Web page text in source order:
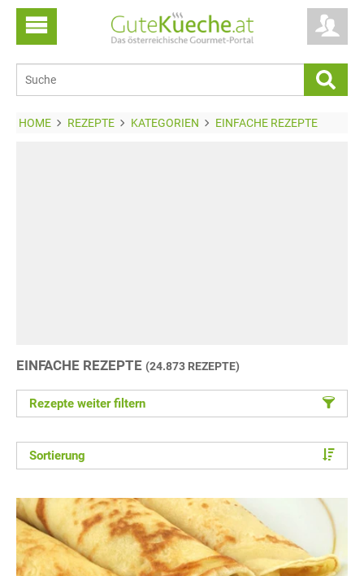
HOME REZEPTE KATEGORIEN EINFACHE REZEPTE
EINFACHE REZEPTE (24.873 REZEPTE)
Rezepte weiter filtern
Sortierung